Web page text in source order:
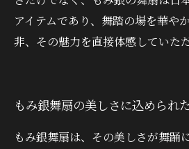
アイテムであり、舞踏の場を華や
非、その魅力を直接体感していた
もみ銀舞扇の美しさに込められ
もみ銀舞扇は、その美しさが舞踊